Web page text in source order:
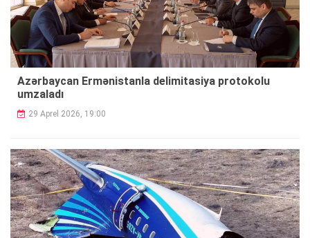
Azərbaycan Ermənistanla delimitasiya protokolu
umzaladı
29 Aprel 2026, 19:00